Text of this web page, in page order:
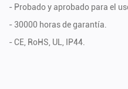
- Probado y aprobado para el
- 30000 horas de garantía.
- CE, RoHS, UL, IP44.